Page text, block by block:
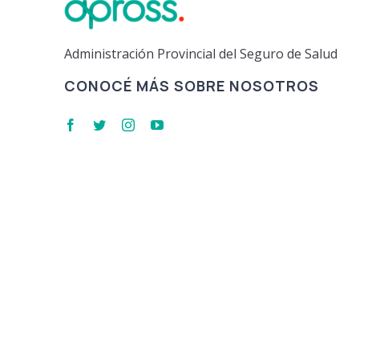
Administración Provincial del Seguro de Salud
CONOCÉ MÁS SOBRE NOSOTROS